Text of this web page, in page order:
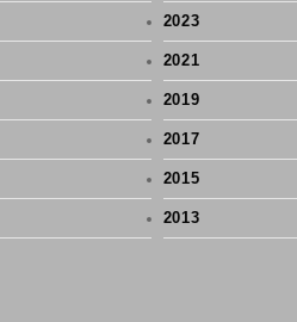
2023
2021
2019
2017
2015
2013